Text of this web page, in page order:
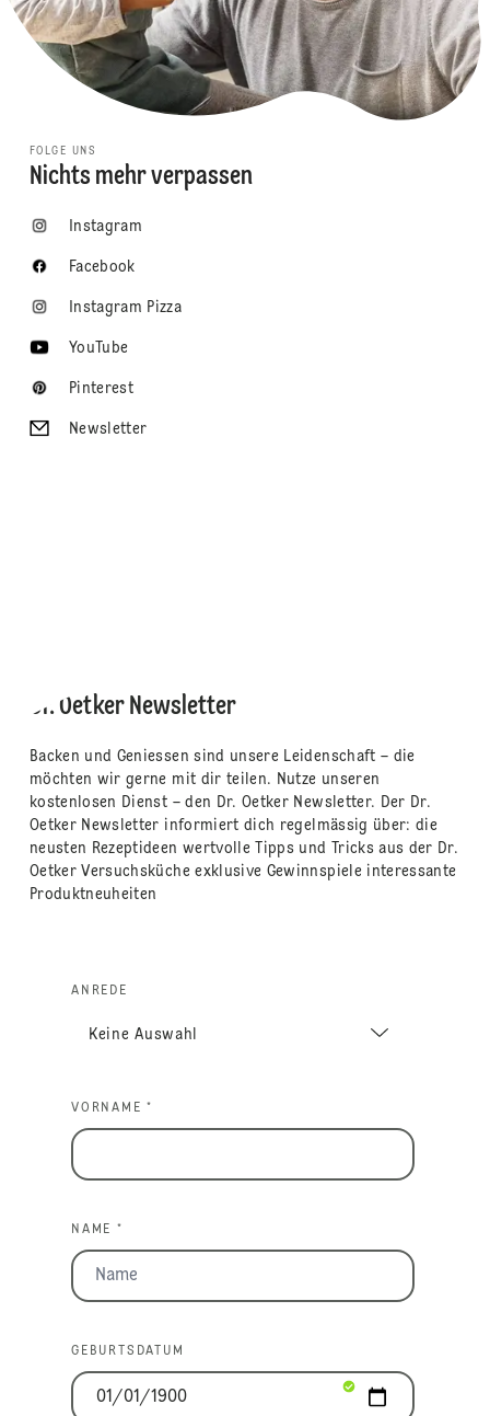
FOLGE UNS
Nichts mehr verpassen
Instagram
Facebook
Instagram Pizza
YouTube
Pinterest
Newsletter
Dr. Oetker Newsletter
Backen und Geniessen sind unsere Leidenschaft – die
möchten wir gerne mit dir teilen. Nutze unseren
kostenlosen Dienst – den Dr. Oetker Newsletter. Der Dr.
Oetker Newsletter informiert dich regelmässig über: die
neusten Rezeptideen wertvolle Tipps und Tricks aus der Dr.
Oetker Versuchsküche exklusive Gewinnspiele interessante
Produktneuheiten
ANREDE
VORNAME *
NAME *
GEBURTSDATUM